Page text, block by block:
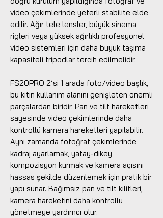
video çekimlerinde yeterli stabilite elde
edilir. Ağır tele lensler, büyük sinema
rigleri veya yüksek ağırlıklı profesyonel
video sistemleri için daha büyük taşıma
kapasiteli tripodlar tercih edilmelidir.
FS20PRO 2’si 1 arada foto/video başlık,
bu kitin kullanım alanını genişleten önemli
parçalardan biridir. Pan ve tilt hareketleri
sayesinde video çekimlerinde daha
kontrollü kamera hareketleri yapılabilir.
Aynı zamanda fotoğraf çekimlerinde
kadraj ayarlamak, yatay-dikey
kompozisyon kurmak ve kamera açısını
hassas şekilde düzenlemek için pratik bir
yapı sunar. Bağımsız pan ve tilt kilitleri,
kamera hareketini daha kontrollü
yönetmeye yardımcı olur.